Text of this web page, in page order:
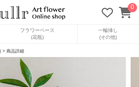
0
フラワーベース
(花瓶)
一輪挿し
(その他)
> 商品詳細